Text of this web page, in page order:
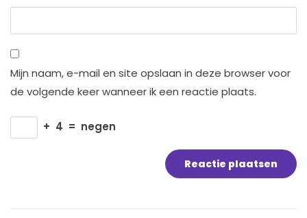
Mijn naam, e-mail en site opslaan in deze browser voor
de volgende keer wanneer ik een reactie plaats.
+ 4 = negen